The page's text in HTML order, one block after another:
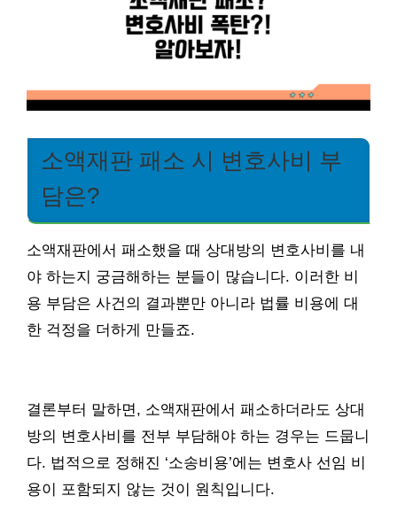
소액재판 패소 시 변호사비 부
담은?
소액재판에서 패소했을 때 상대방의 변호사비를 내
야 하는지 궁금해하는 분들이 많습니다. 이러한 비
용 부담은 사건의 결과뿐만 아니라 법률 비용에 대
한 걱정을 더하게 만들죠.
결론부터 말하면, 소액재판에서 패소하더라도 상대
방의 변호사비를 전부 부담해야 하는 경우는 드뭅니
다. 법적으로 정해진 ‘소송비용’에는 변호사 선임 비
용이 포함되지 않는 것이 원칙입니다.